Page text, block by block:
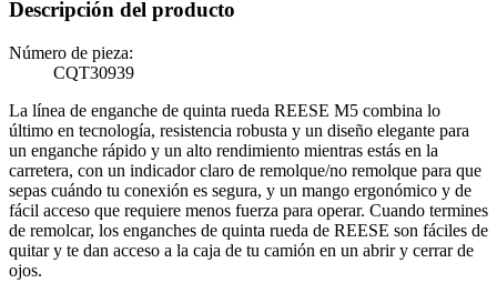
Descripción del producto
Número de pieza:
CQT30939
La línea de enganche de quinta rueda REESE M5 combina lo
último en tecnología, resistencia robusta y un diseño elegante para
un enganche rápido y un alto rendimiento mientras estás en la
carretera, con un indicador claro de remolque/no remolque para que
sepas cuándo tu conexión es segura, y un mango ergonómico y de
fácil acceso que requiere menos fuerza para operar. Cuando termines
de remolcar, los enganches de quinta rueda de REESE son fáciles de
quitar y te dan acceso a la caja de tu camión en un abrir y cerrar de
ojos.